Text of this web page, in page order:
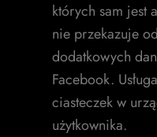
których sam jest
nie przekazuje
dodatkowych
Facebook.
ciasteczek w
użytkownika.